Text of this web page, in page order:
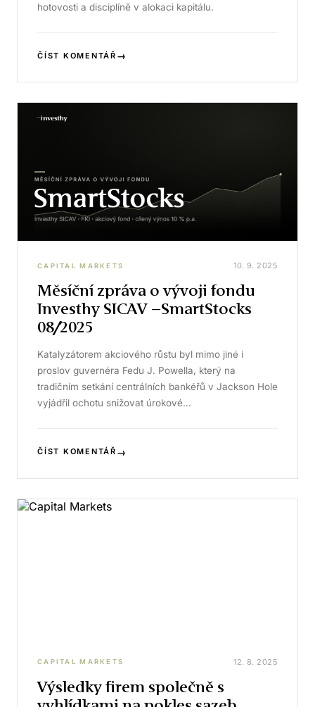
hotovosti a disciplíně v alokaci kapitálu.
ČÍST KOMENTÁŘ →
CAPITAL MARKETS 10. 9. 2025
Měsíční zpráva o vývoji fondu
Investhy SICAV –SmartStocks
08/2025
Katalyzátorem akciového růstu byl mimo jiné i
proslov guvernéra Fedu J. Powella, který na
tradičním setkání centrálních bankéřů v Jackson Hole
vyjádřil ochotu snižovat úrokové…
ČÍST KOMENTÁŘ →
CAPITAL MARKETS 12. 8. 2025
Výsledky firem společně s